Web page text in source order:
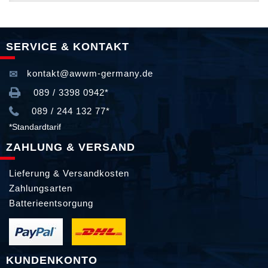
SERVICE & KONTAKT
kontakt@awwm-germany.de
089 / 3398 0942*
089 / 244 132 77*
*Standardtarif
ZAHLUNG & VERSAND
Lieferung & Versandkosten
Zahlungsarten
Batterieentsorgung
KUNDENKONTO